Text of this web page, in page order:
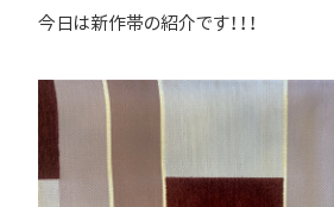
今日は新作帯の紹介です！！！